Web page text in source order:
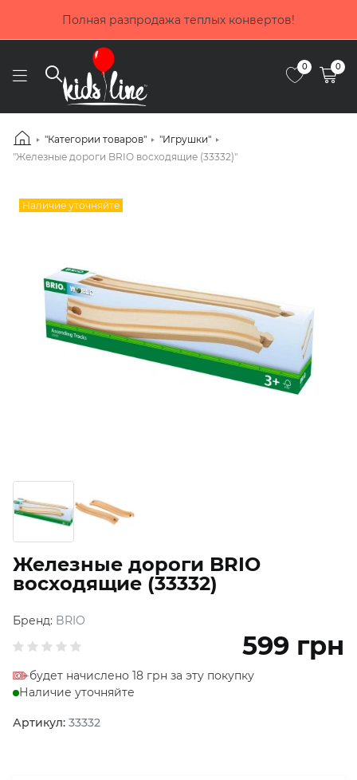
частями от Приватбанка
0 0
"Категории товаров"
"Игрушки"
"Железные дороги BRIO восходящие (33332)"
Наличие уточняйте
Железные дороги BRIO
восходящие (33332)
Бренд: BRIO
599 грн
будет начислено 18 грн за эту покупку
Наличие уточняйте
Артикул: 33332